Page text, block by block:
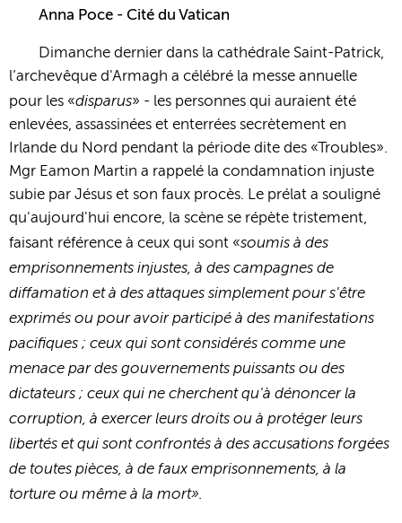
Anna Poce - Cité du Vatican
Dimanche dernier dans la cathédrale Saint-Patrick,
l’archevêque d'Armagh a célébré la messe annuelle
pour les «disparus» - les personnes qui auraient été
enlevées, assassinées et enterrées secrètement en
Irlande du Nord pendant la période dite des «Troubles».
Mgr Eamon Martin a rappelé la condamnation injuste
subie par Jésus et son faux procès. Le prélat a souligné
qu'aujourd'hui encore, la scène se répète tristement,
faisant référence à ceux qui sont «soumis à des
emprisonnements injustes, à des campagnes de
diffamation et à des attaques simplement pour s'être
exprimés ou pour avoir participé à des manifestations
pacifiques ; ceux qui sont considérés comme une
menace par des gouvernements puissants ou des
dictateurs ; ceux qui ne cherchent qu'à dénoncer la
corruption, à exercer leurs droits ou à protéger leurs
libertés et qui sont confrontés à des accusations forgées
de toutes pièces, à de faux emprisonnements, à la
torture ou même à la mort».